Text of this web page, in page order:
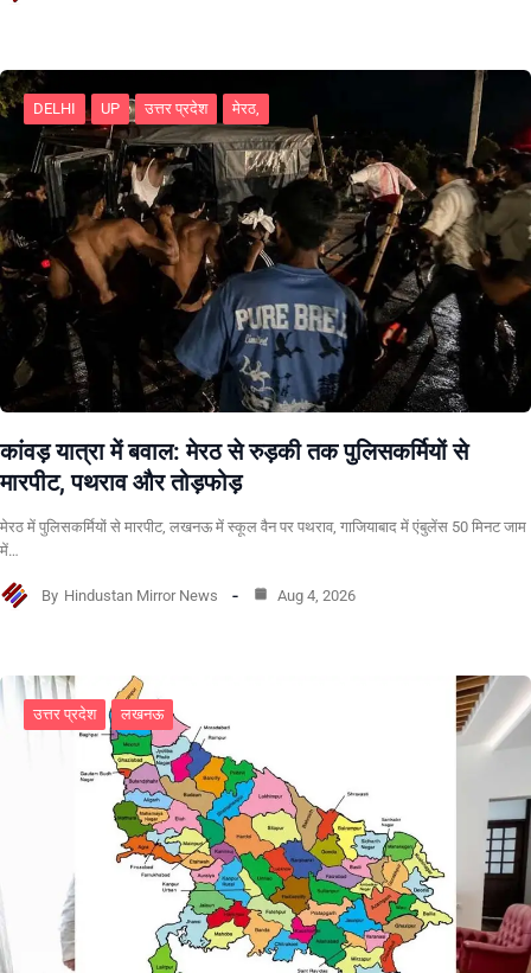
DELHI UP उत्तर प्रदेश मेरठ,
कांवड़ यात्रा में बवाल: मेरठ से रुड़की तक पुलिसकर्मियों से
मारपीट, पथराव और तोड़फोड़
मेरठ में पुलिसकर्मियों से मारपीट, लखनऊ में स्कूल वैन पर पथराव, गाजियाबाद में एंबुलेंस 50 मिनट जाम
में…
By Hindustan Mirror News Aug 4, 2026
उत्तर प्रदेश लखनऊ